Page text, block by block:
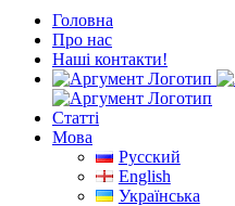
Головна
Про нас
Наші контакти!
Cтатті
Мова
Русский
English
Українська